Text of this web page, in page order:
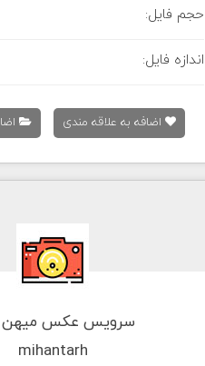
حجم فایل:
اندازه فایل:
اضافه به علاقه مندی
سرویس عکس میهن
mihantarh